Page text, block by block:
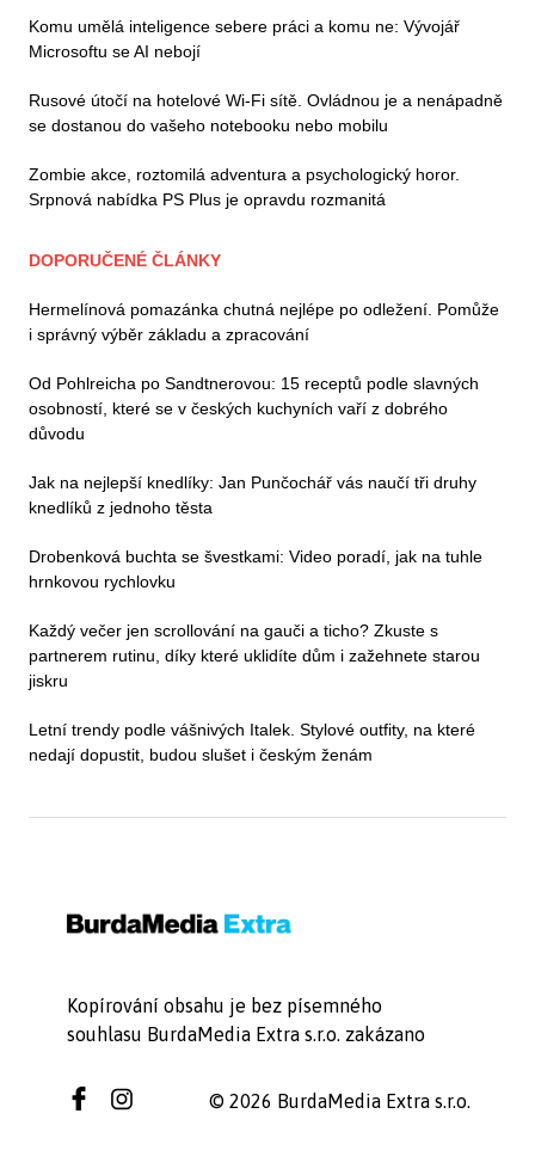
Komu umělá inteligence sebere práci a komu ne: Vývojář
Microsoftu se AI nebojí
Rusové útočí na hotelové Wi-Fi sítě. Ovládnou je a nenápadně
se dostanou do vašeho notebooku nebo mobilu
Zombie akce, roztomilá adventura a psychologický horor.
Srpnová nabídka PS Plus je opravdu rozmanitá
DOPORUČENÉ ČLÁNKY
Hermelínová pomazánka chutná nejlépe po odležení. Pomůže
i správný výběr základu a zpracování
Od Pohlreicha po Sandtnerovou: 15 receptů podle slavných
osobností, které se v českých kuchyních vaří z dobrého
důvodu
Jak na nejlepší knedlíky: Jan Punčochář vás naučí tři druhy
knedlíků z jednoho těsta
Drobenková buchta se švestkami: Video poradí, jak na tuhle
hrnkovou rychlovku
Každý večer jen scrollování na gauči a ticho? Zkuste s
partnerem rutinu, díky které uklidíte dům i zažehnete starou
jiskru
Letní trendy podle vášnivých Italek. Stylové outfity, na které
nedají dopustit, budou slušet i českým ženám
Kopírování obsahu je bez písemného
souhlasu BurdaMedia Extra s.r.o. zakázano
© 2026 BurdaMedia Extra s.r.o.